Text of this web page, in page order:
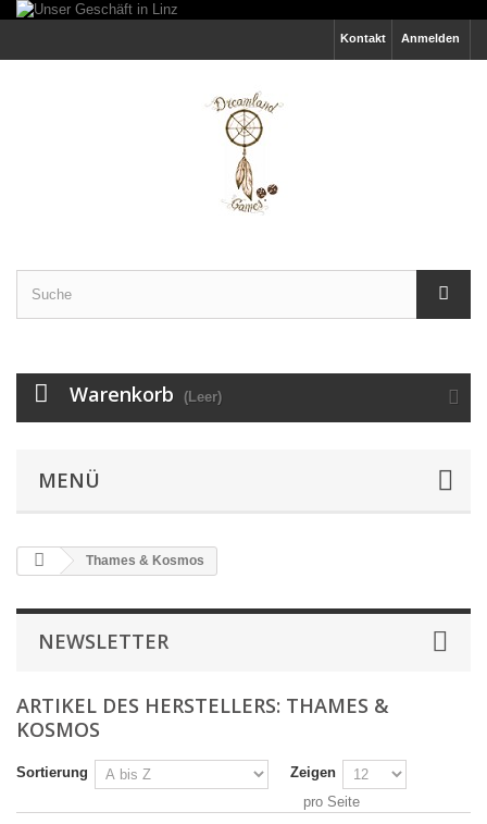
Anmelden
Kontakt
Warenkorb (Leer)
MENÜ
Thames & Kosmos
NEWSLETTER
ARTIKEL DES HERSTELLERS: THAMES &
KOSMOS
Sortierung
Zeigen
pro Seite